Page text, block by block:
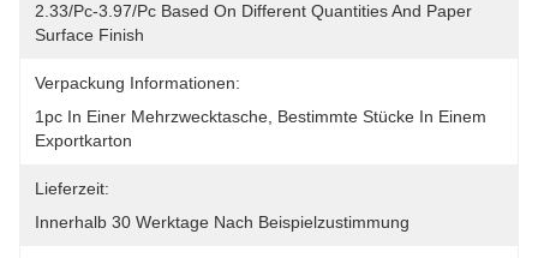
2.33/pc-3.97/pc Based On Different Quantities And Paper
Surface Finish
Verpackung Informationen:
1pc In Einer Mehrzwecktasche, Bestimmte Stücke In Einem
Exportkarton
Lieferzeit:
Innerhalb 30 Werktage Nach Beispielzustimmung